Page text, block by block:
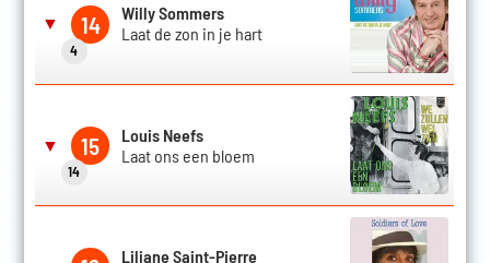
▼ 14
4
Willy Sommers
Laat de zon in je hart
▼ 15
14
Louis Neefs
Laat ons een bloem
Liliane Saint-Pierre